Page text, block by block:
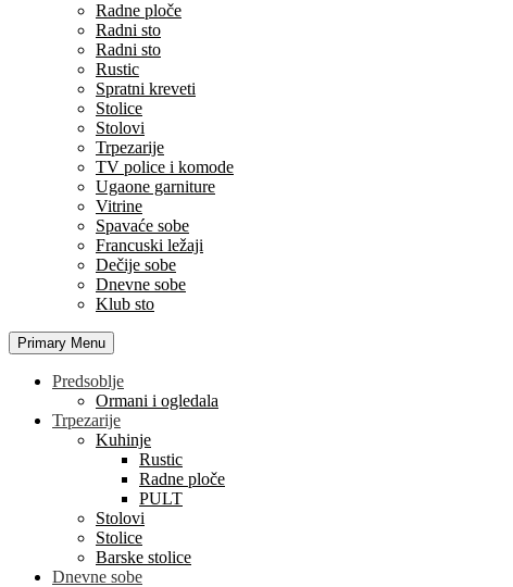
Radne ploče
Radni sto
Radni sto
Rustic
Spratni kreveti
Stolice
Stolovi
Trpezarije
TV police i komode
Ugaone garniture
Vitrine
Spavaće sobe
Francuski ležaji
Dečije sobe
Dnevne sobe
Klub sto
Primary Menu
Predsoblje
Ormani i ogledala
Trpezarije
Kuhinje
Rustic
Radne ploče
PULT
Stolovi
Stolice
Barske stolice
Dnevne sobe